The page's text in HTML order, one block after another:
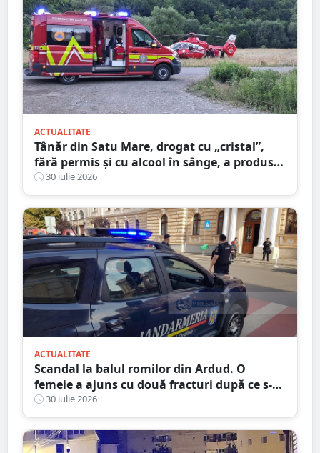
ACTUALITATE
Tânăr din Satu Mare, drogat cu „cristal”,
fără permis și cu alcool în sânge, a produs
un accident grav. Pasagerul a stat 13 zile în
spital
30 iulie 2026
ACTUALITATE
Scandal la balul romilor din Ardud. O
femeie a ajuns cu două fracturi după ce s-a
interpus într-o bătaie
30 iulie 2026